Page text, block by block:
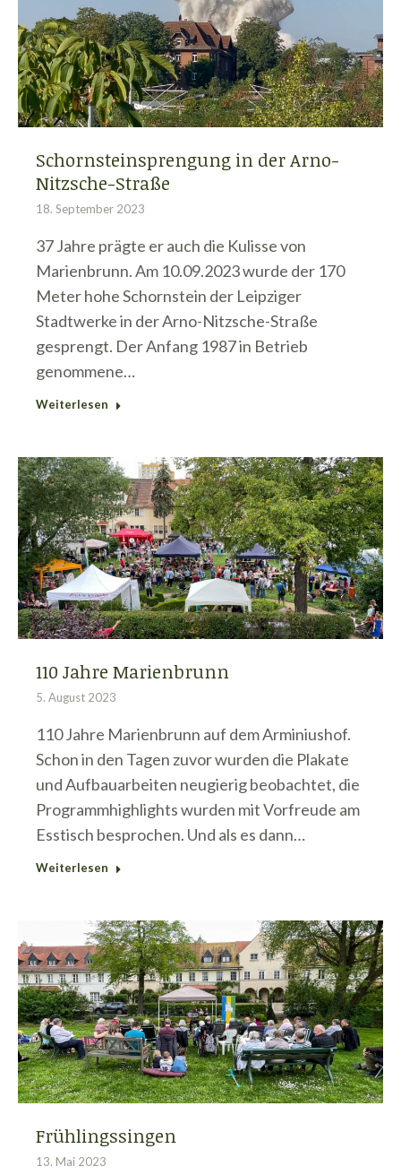
Schornsteinsprengung in der Arno-
Nitzsche-Straße
18. September 2023
37 Jahre prägte er auch die Kulisse von
Marienbrunn. Am 10.09.2023 wurde der 170
Meter hohe Schornstein der Leipziger
Stadtwerke in der Arno-Nitzsche-Straße
gesprengt. Der Anfang 1987 in Betrieb
genommene…
Weiterlesen
110 Jahre Marienbrunn
5. August 2023
110 Jahre Marienbrunn auf dem Arminiushof.
Schon in den Tagen zuvor wurden die Plakate
und Aufbauarbeiten neugierig beobachtet, die
Programmhighlights wurden mit Vorfreude am
Esstisch besprochen. Und als es dann…
Weiterlesen
Frühlingssingen
13. Mai 2023